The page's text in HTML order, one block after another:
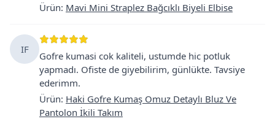
Ürün: Mavi Mini Straplez Bağcıklı Biyeli Elbise
IF
Gofre kumasi cok kaliteli, ustumde hic potluk
yapmadı. Ofiste de giyebilirim, günlükte. Tavsiye
ederimm.
Ürün: Haki Gofre Kumaş Omuz Detaylı Bluz Ve
Pantolon İkili Takım